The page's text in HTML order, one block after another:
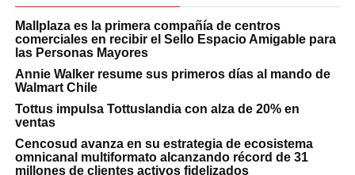
Mallplaza es la primera compañía de centros
comerciales en recibir el Sello Espacio Amigable para
las Personas Mayores
Annie Walker resume sus primeros días al mando de
Walmart Chile
Tottus impulsa Tottuslandia con alza de 20% en
ventas
Cencosud avanza en su estrategia de ecosistema
omnicanal multiformato alcanzando récord de 31
millones de clientes activos fidelizados